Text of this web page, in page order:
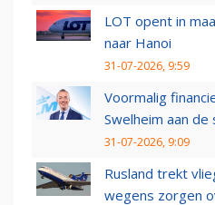
LOT opent in
naar Hanoi
31-07-2026, 9:59
Voormalig
Swelheim aan de
31-07-2026, 9:09
Rusland trekt
wegens zorgen